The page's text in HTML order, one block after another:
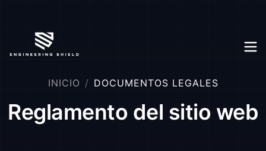
INICIO DOCUMENTOS LEGALES
Reglamento del sitio web